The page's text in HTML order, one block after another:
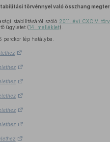
törvénnyel való összhang
stabilitásáról szóló 2011. évi CXCIV.
ügyletet (14. melléklet).
perckor lép hatályba.